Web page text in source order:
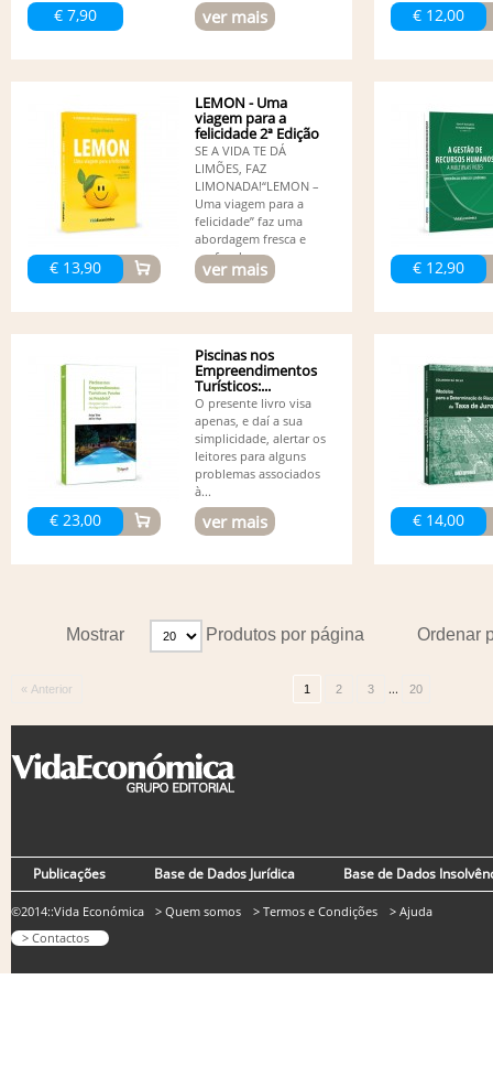
€ 7,90 ver mais € 12,00
€ 13,90
LEMON - Uma
viagem para a
felicidade 2ª Edição
SE A VIDA TE DÁ
LIMÕES, FAZ
LIMONADA!“LEMON –
Uma viagem para a
felicidade” faz uma
abordagem fresca e
profunda...
ver mais € 12,90
€ 23,00
Piscinas nos
Empreendimentos
Turísticos:...
O presente livro visa
apenas, e daí a sua
simplicidade, alertar os
leitores para alguns
problemas associados
à...
ver mais € 14,00
Ordenar
Mostrar Produtos por página
« Anterior 1 2 3 ... 20
Publicações Base de Dados Jurídica Base de Dados
©2014::Vida Económica
> Contactos
> Quem somos > Termos e Condições > Ajuda